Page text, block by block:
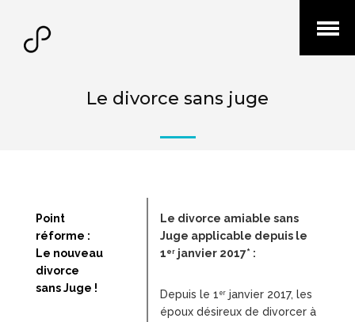
Ouvrir
Le divorce sans juge
Point
réforme :
Le nouveau
divorce
sans Juge !
Le divorce amiable sans
Juge applicable depuis le
1 er janvier 2017* :
Depuis le 1 er janvier 2017, les
époux désireux de divorcer à